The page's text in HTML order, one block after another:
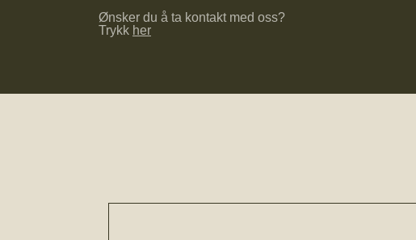
Ønsker du å ta kontakt med oss?
Trykk her